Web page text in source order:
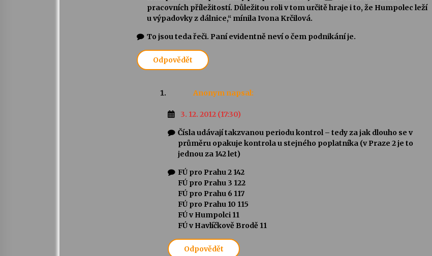
pracovních příležitostí. Důležitou roli v tom určitě hraje i to, že Humpolec leží
u výpadovky z dálnice,“ mínila Ivona Krčilová.
To jsou teda řeči. Paní evidentně neví o čem podnikání je.
Odpovědět
Anonym napsal:
3. 12. 2012 (17:30)
Čísla udávají takzvanou periodu kontrol – tedy za jak dlouho se v
průměru opakuje kontrola u stejného poplatníka (v Praze 2 je to
jednou za 142 let)
FÚ pro Prahu 2 142
FÚ pro Prahu 3 122
FÚ pro Prahu 6 117
FÚ pro Prahu 10 115
FÚ v Humpolci 11
FÚ v Havlíčkově Brodě 11
Odpovědět